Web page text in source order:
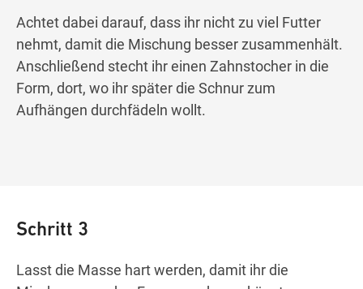
Achtet dabei darauf, dass ihr nicht zu viel Futter
nehmt, damit die Mischung besser zusammenhält.
Anschließend stecht ihr einen Zahnstocher in die
Form, dort, wo ihr später die Schnur zum
Aufhängen durchfädeln wollt.
Schritt 3
Lasst die Masse hart werden, damit ihr die